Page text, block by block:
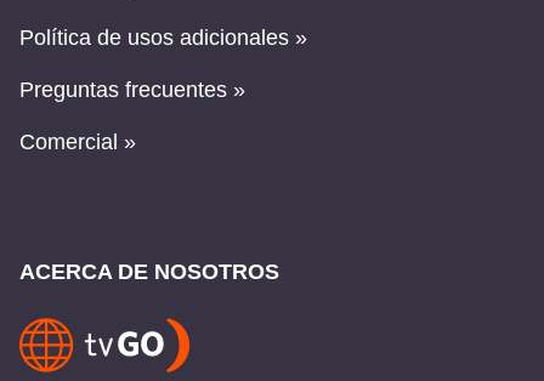
Política de usos adicionales »
Preguntas frecuentes »
Comercial »
ACERCA DE NOSOTROS